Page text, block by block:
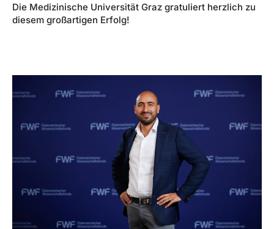
Die Medizinische Universität Graz gratuliert herzlich zu
diesem großartigen Erfolg!